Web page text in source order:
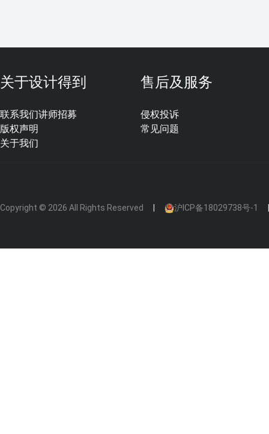
关于设计得到
联系我们
版权声明
关于我们
讲师招募
售后及服务
侵权投诉
常见问题
Copyright © 2026 All Rights Reserved 沪ICP备18029738号-1